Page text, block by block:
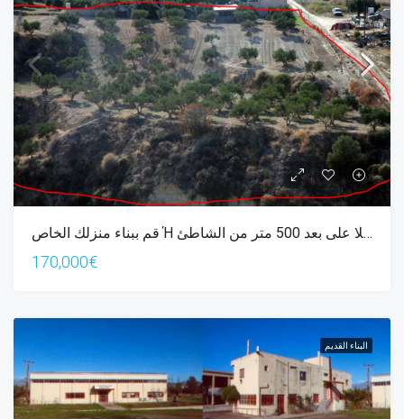
قم ببناء منزلك الخاص Ή فيلا على بعد 500 متر من الشاطئ
170,000€
البناء القديم